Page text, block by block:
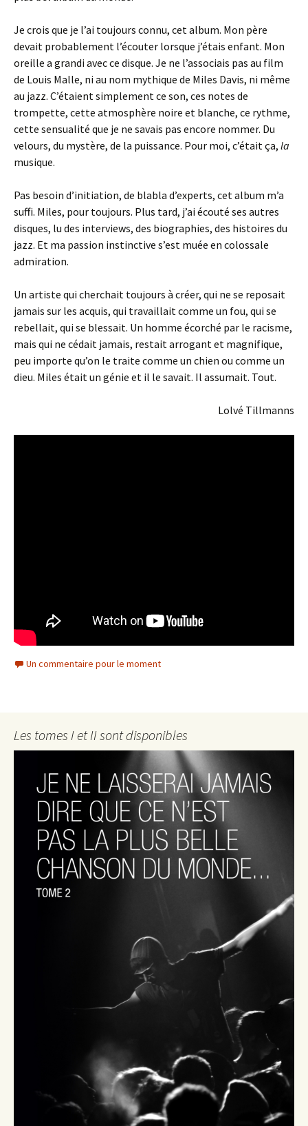
Je crois que je l’ai toujours connu, cet album. Mon père
devait probablement l’écouter lorsque j’étais enfant. Mon
oreille a grandi avec ce disque. Je ne l’associais pas au film
de Louis Malle, ni au nom mythique de Miles Davis, ni même
au jazz. C’étaient simplement ce son, ces notes de
trompette, cette atmosphère noire et blanche, ce rythme,
cette sensualité que je ne savais pas encore nommer. Du
velours, du mystère, de la puissance. Pour moi, c’était ça, la
musique.
Pas besoin d’initiation, de blabla d’experts, cet album m’a
suffi. Miles, pour toujours. Plus tard, j’ai écouté ses autres
disques, lu des interviews, des biographies, des histoires du
jazz. Et ma passion instinctive s’est muée en colossale
admiration.
Un artiste qui cherchait toujours à créer, qui ne se reposait
jamais sur les acquis, qui travaillait comme un fou, qui se
rebellait, qui se blessait. Un homme écorché par le racisme,
mais qui ne cédait jamais, restait arrogant et magnifique,
peu importe qu’on le traite comme un chien ou comme un
dieu. Miles était un génie et il le savait. Il assumait. Tout.
Lolvé Tillmanns
Un commentaire pour le moment
Les tomes I et II sont disponibles